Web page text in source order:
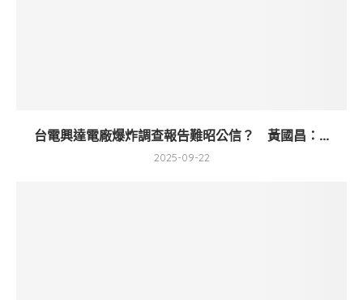
台電興達電廠爆炸調查報告難昭公信？ 黃國昌：...
2025-09-22